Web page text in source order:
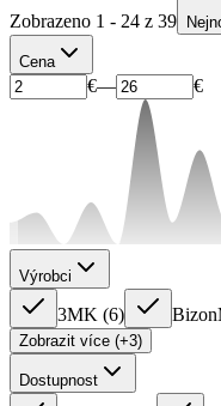
Zobrazeno 1 - 24 z 39
Cena
€— €
Výrobci
3MK (6)
Zobrazit více (+3)
Dostupnost